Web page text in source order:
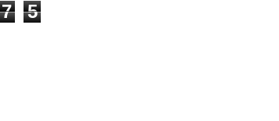
7 5